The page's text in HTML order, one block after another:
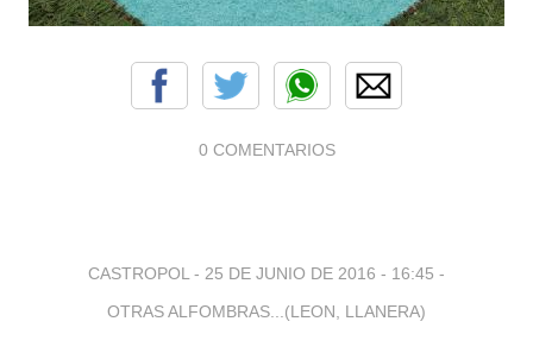
0 COMENTARIOS
CASTROPOL - 25 DE JUNIO DE 2016 - 16:45 -
OTRAS ALFOMBRAS...(LEON, LLANERA)